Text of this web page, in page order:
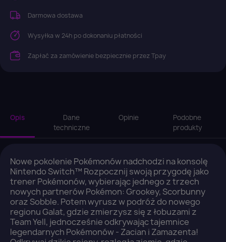
Darmowa dostawa
Wysyłka w 24h po dokonaniu płatności
Zapłać za zamówienie bezpiecznie przez Tpay
Opis
Dane
techniczne
Opinie
Podobne
produkty
Nowe pokolenie Pokémonów nadchodzi na konsolę
Nintendo Switch™ Rozpocznij swoją przygodę jako
trener Pokémonów, wybierając jednego z trzech
nowych partnerów Pokémon: Grookey, Scorbunny
oraz Sobble. Potem wyrusz w podróż do nowego
regionu Galat, gdzie zmierzysz się z łobuzami z
Team Yell, jednocześnie odkrywając tajemnice
legendarnych Pokémonów - Zacian i Zamazenta!